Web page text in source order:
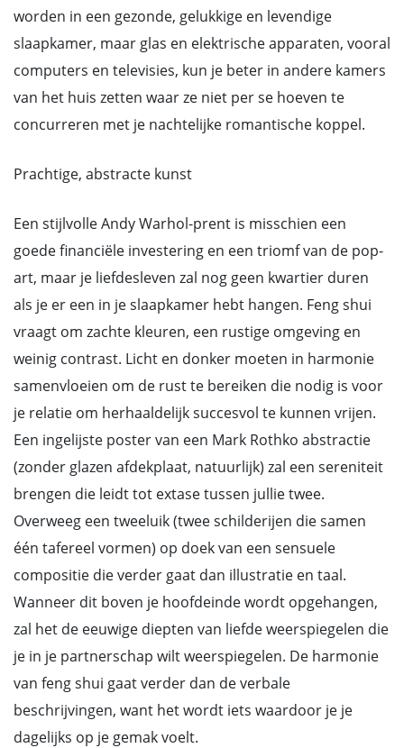
worden in een gezonde, gelukkige en levendige
slaapkamer, maar glas en elektrische apparaten, vooral
computers en televisies, kun je beter in andere kamers
van het huis zetten waar ze niet per se hoeven te
concurreren met je nachtelijke romantische koppel.
Prachtige, abstracte kunst
Een stijlvolle Andy Warhol-prent is misschien een
goede financiële investering en een triomf van de pop-
art, maar je liefdesleven zal nog geen kwartier duren
als je er een in je slaapkamer hebt hangen. Feng shui
vraagt om zachte kleuren, een rustige omgeving en
weinig contrast. Licht en donker moeten in harmonie
samenvloeien om de rust te bereiken die nodig is voor
je relatie om herhaaldelijk succesvol te kunnen vrijen.
Een ingelijste poster van een Mark Rothko abstractie
(zonder glazen afdekplaat, natuurlijk) zal een sereniteit
brengen die leidt tot extase tussen jullie twee.
Overweeg een tweeluik (twee schilderijen die samen
één tafereel vormen) op doek van een sensuele
compositie die verder gaat dan illustratie en taal.
Wanneer dit boven je hoofdeinde wordt opgehangen,
zal het de eeuwige diepten van liefde weerspiegelen die
je in je partnerschap wilt weerspiegelen. De harmonie
van feng shui gaat verder dan de verbale
beschrijvingen, want het wordt iets waardoor je je
dagelijks op je gemak voelt.